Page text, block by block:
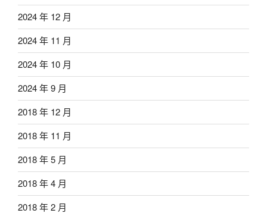
2024 年 12 月
2024 年 11 月
2024 年 10 月
2024 年 9 月
2018 年 12 月
2018 年 11 月
2018 年 5 月
2018 年 4 月
2018 年 2 月